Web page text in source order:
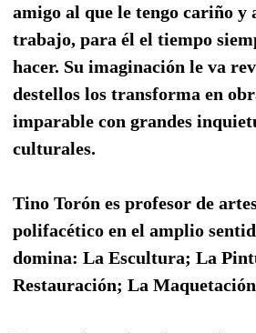
amigo al que le tengo cariño y
trabajo, para él el tiempo
hacer. Su imaginación le va
destellos los transforma en
imparable con grandes
culturales.
Tino Torón es profesor de
polifacético en el amplio
domina: La Escultura; La
Restauración; La